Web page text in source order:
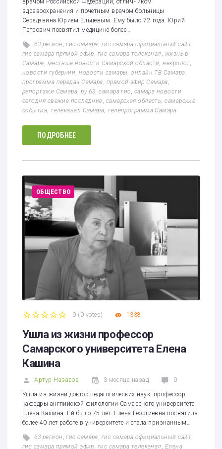
врачом Российской Федерации, отличником
здравоохранения и почетным врачом больницы
Середавина Юрием Ельцевым. Ему было 72 года. Юрий
Петрович посвятил медицине более…
63 регион ,гис самара, гис самара официальный сайт,
гис самара прямой эфир, гис самара телеканал , жизнь в
Самаре, местные новости Самарской области,некролог,
новости губернии,новости самары,онлайн ТВ Самара,
программа передач Самара, прямой эфир Самара,
репортажи Самара,ру 63,самара гис, самара новости
сегодня свежие последние, самарская область,самарские
события,телеканал Самара,телепрограмма Самара
ПОДРОБНЕЕ
ОБЩЕСТВО
0 ( 0 votes) 1338
Ушла из жизни профессор
Самарского университета Елена
Кашина
Артур Назаров 3 месяца назад 0
Ушла из жизни доктор педагогических наук, профессор
кафедры английской филологии Самарского университета
Елена Кашина. Ей было 75 лет. Елена Георгиевна посвятила
более 40 лет работе в университете и стала признанным…
63 регион ,гис самара, гис самара официальный сайт,
гис самара прямой эфир, гис самара телеканал , Елена